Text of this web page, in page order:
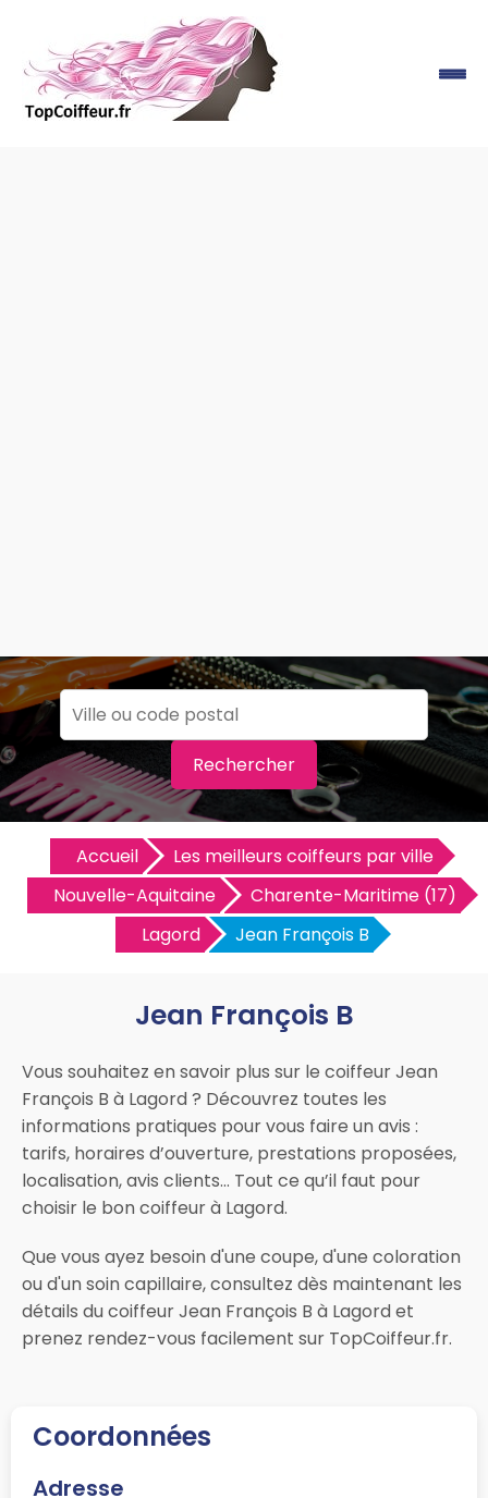
Rechercher
Accueil
Les meilleurs coiffeurs par ville
Nouvelle-Aquitaine
Charente-Maritime (17)
Lagord
Jean François B
Jean François B
Vous souhaitez en savoir plus sur le coiffeur Jean
François B à Lagord ? Découvrez toutes les
informations pratiques pour vous faire un avis :
tarifs, horaires d’ouverture, prestations proposées,
localisation, avis clients… Tout ce qu’il faut pour
choisir le bon coiffeur à Lagord.
Que vous ayez besoin d'une coupe, d'une coloration
ou d'un soin capillaire, consultez dès maintenant les
détails du coiffeur Jean François B à Lagord et
prenez rendez-vous facilement sur TopCoiffeur.fr.
Coordonnées
Adresse